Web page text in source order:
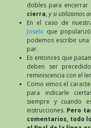
dobles para encerrar
cierra, y si utilizamos
En el caso de
Joselo que
podemos escribir
par.
Es entonces que
deben ser
reminiscencia con el
Como vimos el
para indicarle
siempre y cuando
instrucciones. Pero
comentarios, todo